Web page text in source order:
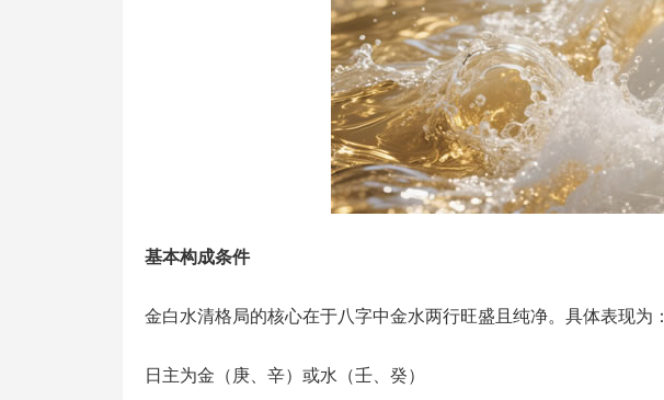
基本构成条件
金白水清格局的核心在于八字中金水两行旺盛且纯净。具体表现为：
日主为金（庚、辛）或水（壬、癸）